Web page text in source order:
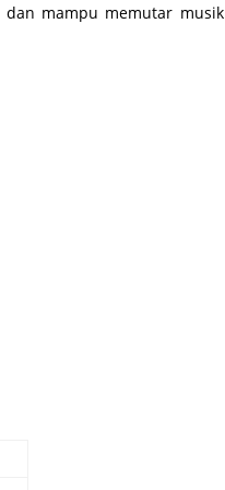
mampu memutar musik